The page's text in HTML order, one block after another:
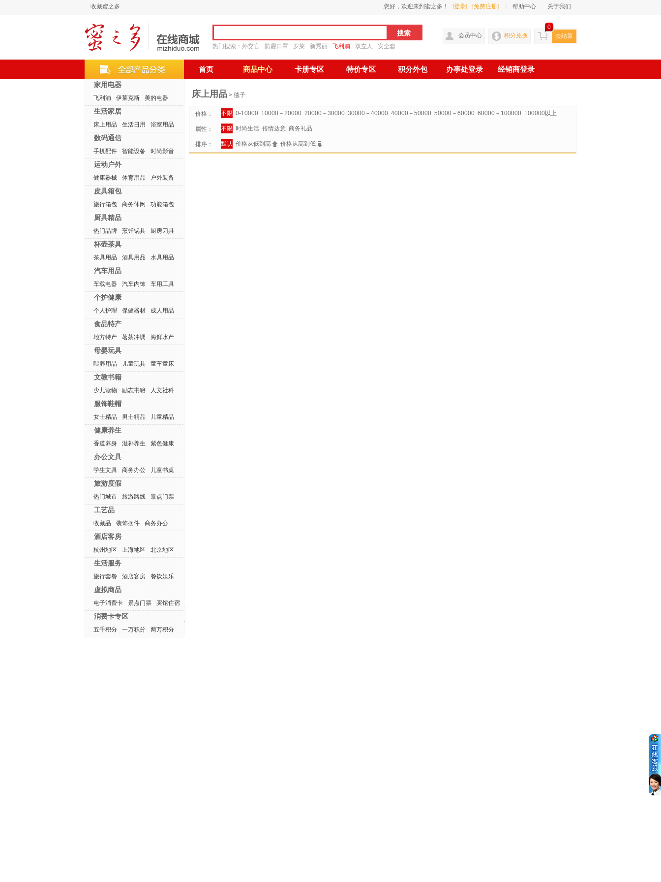
收藏蜜之多 您好，欢迎来到蜜之多！ [登录] [免费注册] 帮助中心 关于我们
热门搜索： 外交官 防霾口罩 罗莱 新秀丽 飞利浦 双立人 安全套
0
去结算
积分兑换
会员中心
家用电器
飞利浦 伊莱克斯 美的电器
生活家居
床上用品 生活日用 浴室用品
数码通信
手机配件 智能设备 时尚影音
运动户外
健康器械 体育用品 户外装备
皮具箱包
旅行箱包 商务休闲 功能箱包
厨具精品
热门品牌 烹饪锅具 厨房刀具
杯壶茶具
茶具用品 酒具用品 水具用品
汽车用品
车载电器 汽车内饰 车用工具
个护健康
个人护理 保健器材 成人用品
食品特产
地方特产 茗茶冲调 海鲜水产
母婴玩具
喂养用品 儿童玩具 童车童床
文教书籍
少儿读物 励志书籍 人文社科
服饰鞋帽
女士精品 男士精品 儿童精品
健康养生
香道养身 滋补养生 紫色健康
办公文具
学生文具 商务办公 儿童书桌
旅游度假
热门城市 旅游路线 景点门票
工艺品
收藏品 装饰摆件 商务办公
酒店客房
杭州地区 上海地区 北京地区
生活服务
旅行套餐 酒店客房 餐饮娱乐
虚拟商品
电子消费卡 景点门票 宾馆住宿
消费卡专区
五千积分 一万积分 两万积分
热门排行
最近浏览产品
首页 商品中心 卡册专区 特价专区 积分外包 办事处登录 经销商登录
床上用品 > 毯子
价格： 不限 0-10000 10000－20000 20000－30000 30000－40000 40000－50000 50000－60000 60000－100000 100000以上
属性： 不限 时尚生活 传情达意 商务礼品
排序： 默认 价格从低到高 价格从高到低